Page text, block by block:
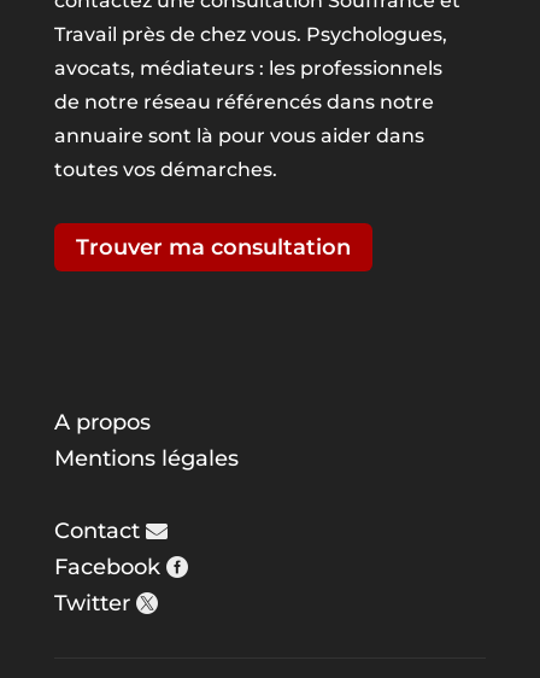
Travail près de chez vous. Psychologues,
avocats, médiateurs : les professionnels
de notre réseau référencés dans notre
annuaire sont là pour vous aider dans
toutes vos démarches.
Trouver ma consultation
A propos
Mentions légales
Contact
Facebook
Twitter